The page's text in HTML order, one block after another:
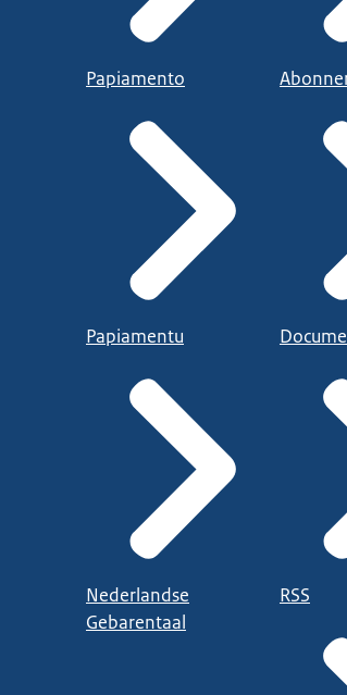
Papiamento
Papiamentu
Nederlandse
Gebarentaal
RSS